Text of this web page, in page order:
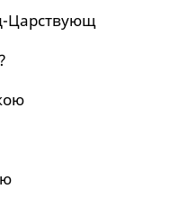
Царствующ